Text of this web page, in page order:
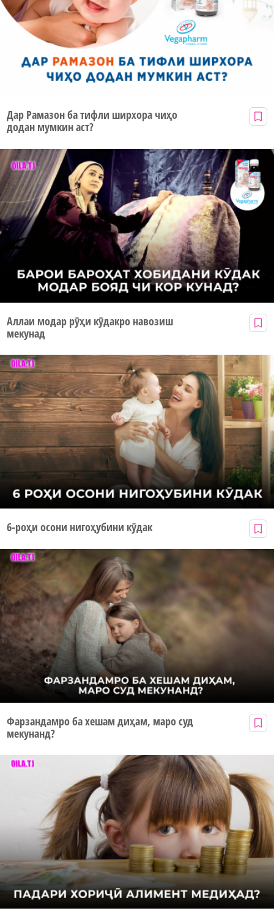
Дар Рамазон ба тифли ширхора чиҳо
додан мумкин аст?
Аллаи модар рӯҳи кӯдакро навозиш
мекунад
6-роҳи осони нигоҳубини кӯдак
Фарзандамро ба хешам диҳам, маро суд
мекунанд?